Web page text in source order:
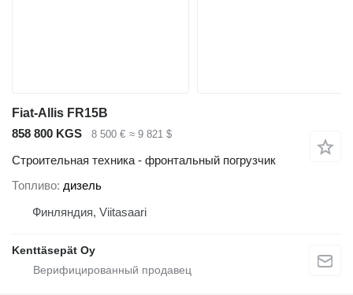
Fiat-Allis FR15B
858 800 KGS
8 500 € ≈ 9 821 $
Строительная техника - фронтальный погрузчик
Топливо дизель
Финляндия, Viitasaari
Kenttäsepät Oy